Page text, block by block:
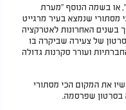
מדובר ב"Shell Grotto", או בשמה הנוסף "מערת
שנמצא בעיר מרגייט
בשנים האחרונות לאטרקציה
של צעירה שביקרה בו
ועורר סקרנות גדולה
את המקום הכי מסתורי
בסרטון שפרסמה.